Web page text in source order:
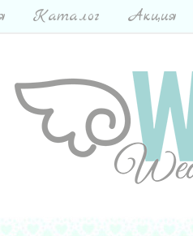
Каталог Акция